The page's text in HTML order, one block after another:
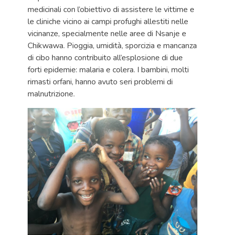
medicinali con l’obiettivo di assistere le vittime e
le cliniche vicino ai campi profughi allestiti nelle
vicinanze, specialmente nelle aree di Nsanje e
Chikwawa. Pioggia, umidità, sporcizia e mancanza
di cibo hanno contribuito all’esplosione di due
forti epidemie: malaria e colera. I bambini, molti
rimasti orfani, hanno avuto seri problemi di
malnutrizione.